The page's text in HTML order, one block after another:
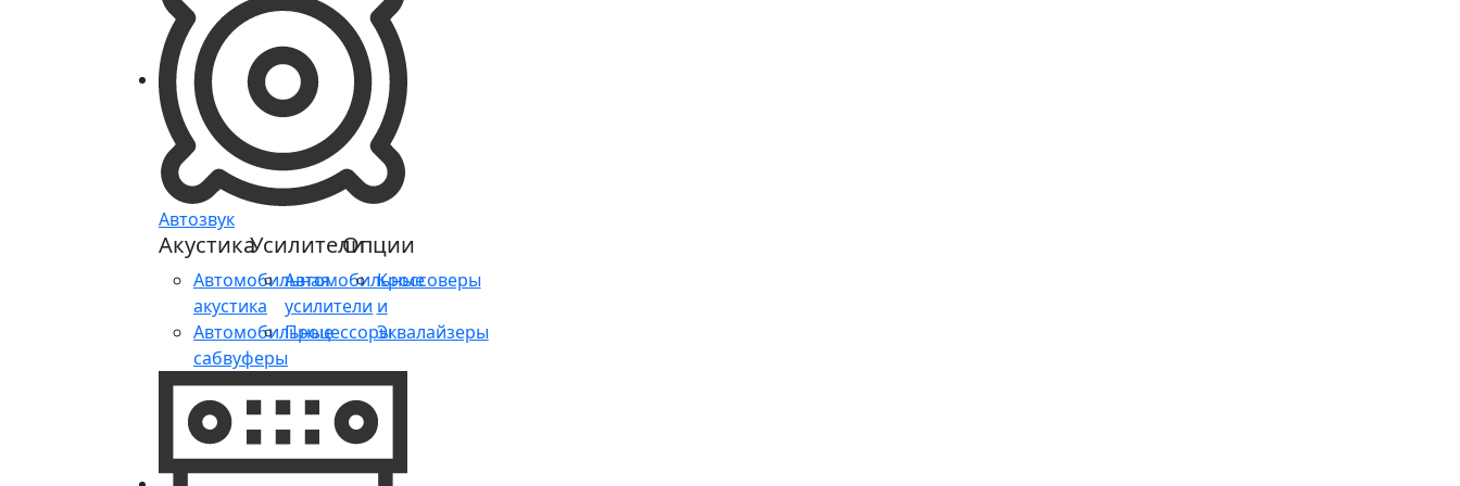
Автозвук
Акустика
Автомобильная
акустика
Автомобильные
сабвуферы
Усилители
Автомобильные
усилители
Процессоры
Опции
Кроссоверы
и
Эквалайзеры